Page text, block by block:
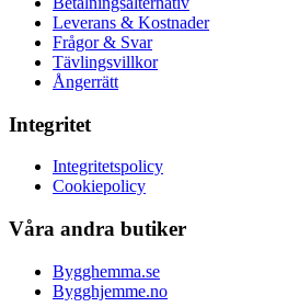
Leverans & Kostnader
Frågor & Svar
Tävlingsvillkor
Ångerrätt
Integritet
Integritetspolicy
Cookiepolicy
Våra andra butiker
Bygghemma.se
Bygghjemme.no